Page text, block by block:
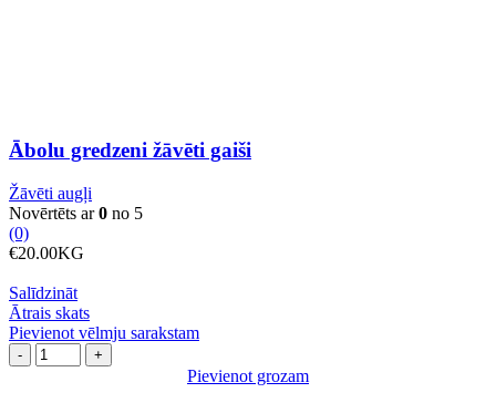
Ābolu gredzeni žāvēti gaiši
Žāvēti augļi
Novērtēts ar0 no 5
(0)
€20.00KG
Salīdzināt
Ātrais skats
Pievienot vēlmju sarakstam
Ābolu
ķiršu
Pievienot grozam